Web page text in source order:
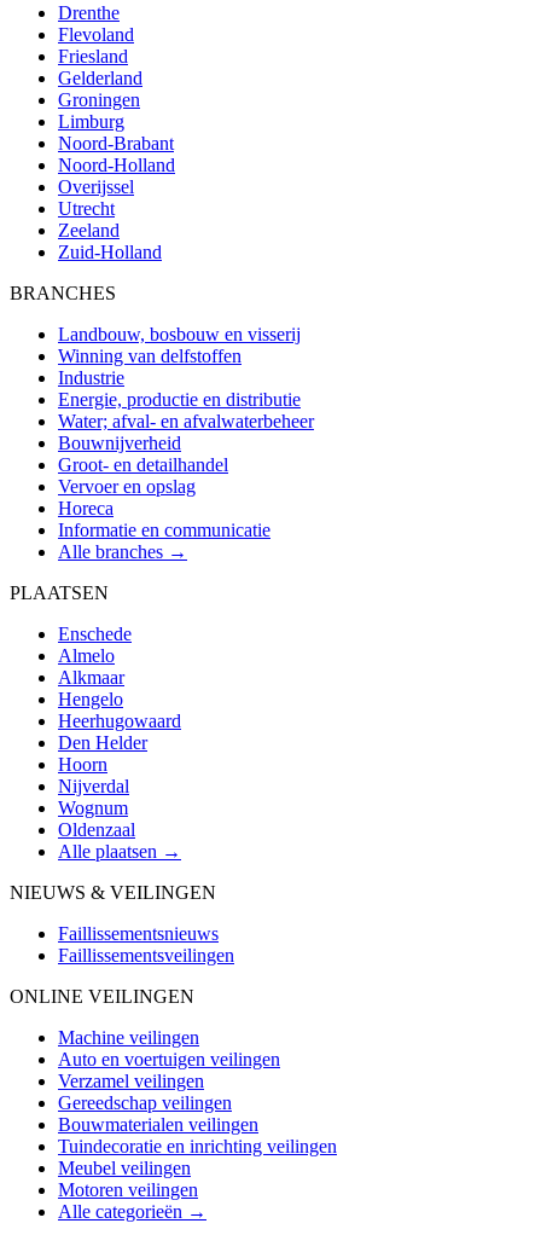
Drenthe
Flevoland
Friesland
Gelderland
Groningen
Limburg
Noord-Brabant
Noord-Holland
Overijssel
Utrecht
Zeeland
Zuid-Holland
BRANCHES
Landbouw, bosbouw en visserij
Winning van delfstoffen
Industrie
Energie, productie en distributie
Water; afval- en afvalwaterbeheer
Bouwnijverheid
Groot- en detailhandel
Vervoer en opslag
Horeca
Informatie en communicatie
Alle branches →
PLAATSEN
Enschede
Almelo
Alkmaar
Hengelo
Heerhugowaard
Den Helder
Hoorn
Nijverdal
Wognum
Oldenzaal
Alle plaatsen →
NIEUWS & VEILINGEN
Faillissementsnieuws
Faillissementsveilingen
ONLINE VEILINGEN
Machine veilingen
Auto en voertuigen veilingen
Verzamel veilingen
Gereedschap veilingen
Bouwmaterialen veilingen
Tuindecoratie en inrichting veilingen
Meubel veilingen
Motoren veilingen
Alle categorieën →